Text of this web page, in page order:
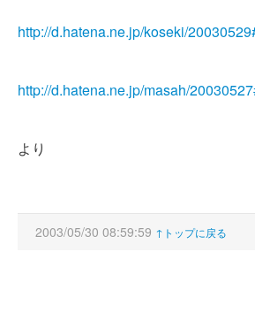
http://d.hatena.ne.jp/koseki/
http://d.hatena.ne.jp/masah/
より
2003/05/30 08:59:59 ↑トップに戻る